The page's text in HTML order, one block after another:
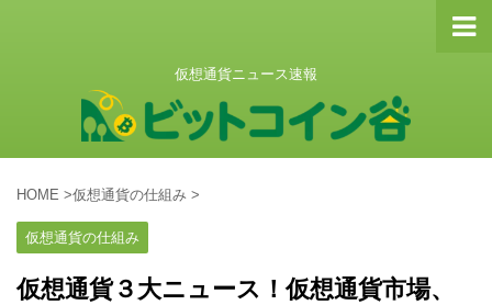
仮想通貨ニュース速報
HOME >仮想通貨の仕組み >
仮想通貨の仕組み
仮想通貨３大ニュース！仮想通貨市場、